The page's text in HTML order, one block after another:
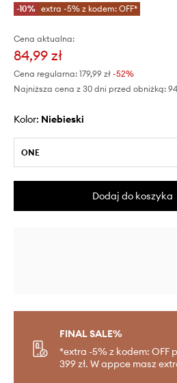
-10% extra -5% z kodem: OFF*
Cena aktualna:
84,99 zł
Cena regularna: 179,99 zł -52%
Najniższa cena z 30 dni przed obniżką:
Kolor: niebieski
ONE
Dodaj do koszyka
FINAL SALE%
*extra -5% z kodem: OFF
399 zł. W appce masz